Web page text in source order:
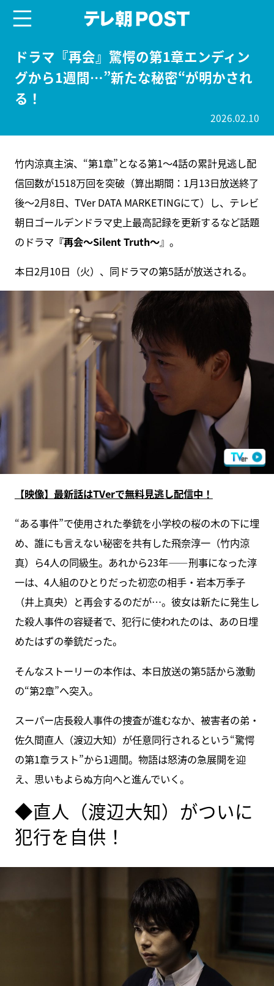
ドラマ『再会』驚愕の第1章エンディン
グから1週間…”新たな秘密“が明かされ
る！
2026.02.10
竹内涼真主演、“第1章”となる第1～4話の累計見逃し配
信回数が1518万回を突破（算出期間：1月13日放送終了
後～2月8日、TVer DATA MARKETINGにて）し、テレビ
朝日ゴールデンドラマ史上最高記録を更新するなど話題
のドラマ 『再会～Silent Truth～』。
本日2月10日（火）、同ドラマの第5話が放送される。
【映像】最新話はTVerで無料見逃し配信中！
“ある事件”で使用された拳銃を小学校の桜の木の下に埋
め、誰にも言えない秘密を共有した飛奈淳一（竹内涼
真）ら4人の同級生。あれから23年――刑事になった淳
一は、4人組のひとりだった初恋の相手・岩本万季子
（井上真央）と再会するのだが…。彼女は新たに発生し
た殺人事件の容疑者で、犯行に使われたのは、あの日埋
めたはずの拳銃だった。
そんなストーリーの本作は、本日放送の第5話から激動
の“第2章”へ突入。
スーパー店長殺人事件の捜査が進むなか、被害者の弟・
佐久間直人（渡辺大知）が任意同行されるという“驚愕
の第1章ラスト”から1週間。物語は怒涛の急展開を迎
え、思いもよらぬ方向へと進んでいく。
◆直人（渡辺大知）がついに
犯行を自供！